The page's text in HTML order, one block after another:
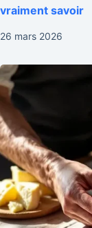
vraiment savoir
26 mars 2026